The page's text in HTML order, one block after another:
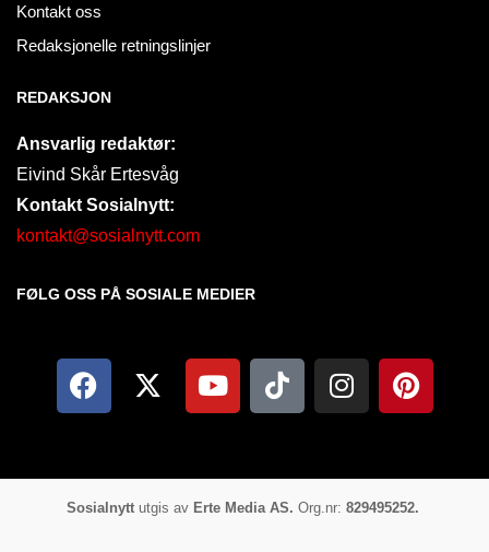
Kontakt oss
Redaksjonelle retningslinjer
REDAKSJON
Ansvarlig redaktør:
Eivind Skår Ertesvåg
Kontakt Sosialnytt:
kontakt@sosialnytt.com
FØLG OSS PÅ SOSIALE MEDIER​
Sosialnyttutgis av Erte Media AS. Org.nr: 829495252.